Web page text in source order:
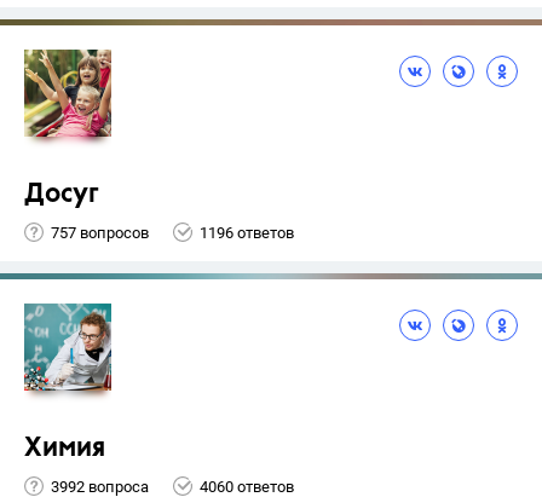
Досуг
757 вопросов 1196 ответов
Химия
3992 вопроса 4060 ответов